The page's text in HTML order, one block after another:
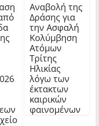
Αναβολή της
Δράσης για
την Ασφαλή
Κολύμβηση
Ατόμων
Τρίτης
Ηλικίας
λόγω των
έκτακτων
καιρικών
φαινομένων